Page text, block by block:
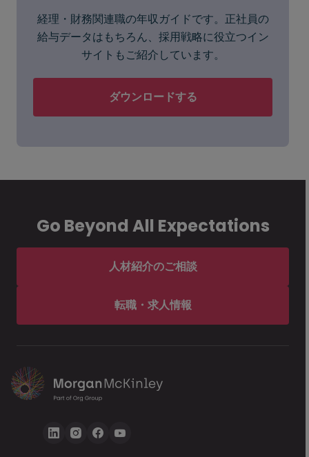
経理・財務関連職の年収ガイドです。正社員の
給与データはもちろん、採用戦略に役立つイン
サイトもご紹介しています。
ダウンロードする
Go Beyond All Expectations
人材紹介のご相談
転職・求人情報